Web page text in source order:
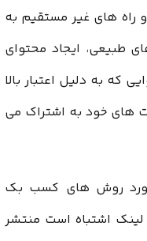
راه های غیر مستقیم به
طبیعی، ایجاد محتوای
که به دلیل اعتبار بالا
های خود به اشتراک می
مورد روش های کسب بک
اشتباه است منتشر